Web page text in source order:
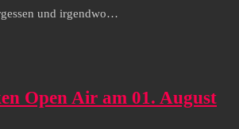
und irgendwo…
Open Air am 01. August